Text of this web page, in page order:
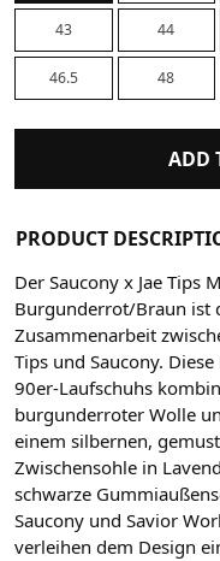
43 44
46.5 48
ADD
PRODUCT
Der Saucony x Jae Tips
Burgunderrot/Braun ist
Zusammenarbeit
Tips und Saucony.
90er-Laufschuhs
burgunderroter Wolle
einem silbernen,
Zwischensohle in
schwarze
Saucony und Savior
verleihen dem Design